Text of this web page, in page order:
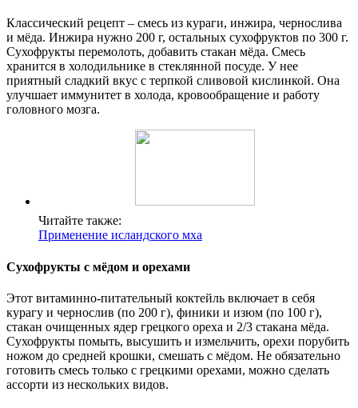
Классический рецепт – смесь из кураги, инжира, чернослива
и мёда. Инжира нужно 200 г, остальных сухофруктов по 300 г.
Сухофрукты перемолоть, добавить стакан мёда. Смесь
хранится в холодильнике в стеклянной посуде. У нее
приятный сладкий вкус с терпкой сливовой кислинкой. Она
улучшает иммунитет в холода, кровообращение и работу
головного мозга.
Читайте также:
Применение исландского мха
Сухофрукты с мёдом и орехами
Этот витаминно-питательный коктейль включает в себя
курагу и чернослив (по 200 г), финики и изюм (по 100 г),
стакан очищенных ядер грецкого ореха и 2/3 стакана мёда.
Сухофрукты помыть, высушить и измельчить, орехи порубить
ножом до средней крошки, смешать с мёдом. Не обязательно
готовить смесь только с грецкими орехами, можно сделать
ассорти из нескольких видов.